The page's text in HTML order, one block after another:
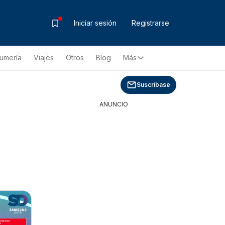
Iniciar sesión Registrarse
Viajes Otros Blog Más
Suscríbase
ANUNCIO